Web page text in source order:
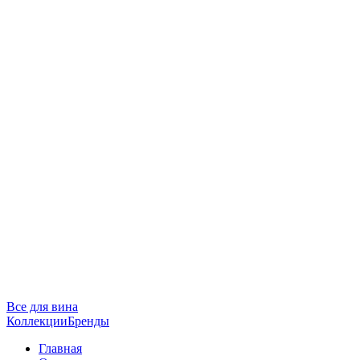
Все для вина
КоллекцииБренды
Главная